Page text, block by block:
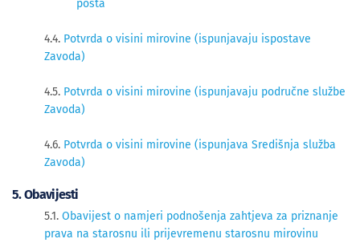
posta
4.4. Potvrda o visini mirovine (ispunjavaju ispostave
Zavoda)
4.5. Potvrda o visini mirovine (ispunjavaju područne službe
Zavoda)
4.6. Potvrda o visini mirovine (ispunjava Središnja služba
Zavoda)
​5. Obavijesti
5.1. Obavijest o namjeri podnošenja zahtjeva za priznanje
prava na starosnu ili prijevremenu starosnu mirovinu